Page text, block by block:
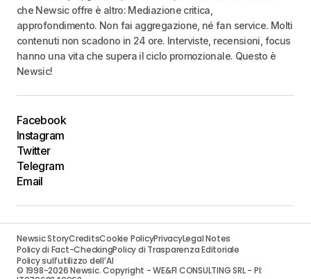
che Newsic offre è altro: Mediazione critica,
approfondimento. Non fai aggregazione, né fan service. Molti
contenuti non scadono in 24 ore. Interviste, recensioni, focus
hanno una vita che supera il ciclo promozionale. Questo è
Newsic!
Facebook
Instagram
Twitter
Telegram
Email
Newsic StoryCreditsCookie PolicyPrivacyLegal Notes
Policy di Fact-CheckingPolicy di Trasparenza Editoriale
Policy sull’utilizzo dell’AI
© 1998-2026 Newsic. Copyright - WE&FI CONSULTING SRL - PI: